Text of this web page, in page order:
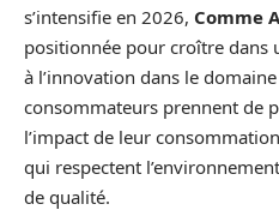
s’intensifie en 2026, Comme
positionnée pour croître dans
à l’innovation dans le
consommateurs prennent de
l’impact de leur
qui respectent
de qualité.